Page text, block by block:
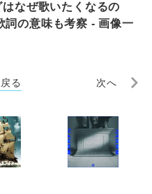
なぜ歌いたくなるの
詞の意味も考察 - 画像一
る 次へ